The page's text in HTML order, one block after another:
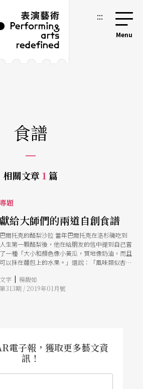
:::
食譜
相關文章 1 篇
專題
獻給大師們的兩道自創食譜
巴爾托克的酪梨沙拉 當年巴爾托克在洛杉磯吃到
人生第一顆酪梨後，他在給朋友的信中提到自己嘗
了一種「大小和顏色像小黃瓜，質地像奶油，而且
可以抹在麵包上的水果。」還說：「風味類似杏
蘋果、芹菜、鳳梨、番茄還有美奶滋。」讓我們就
照巴爾托克的想像，為他量身打造一道酪梨沙拉
去核、小黃瓜洗淨後切成適合入口的小塊，紅洋蔥
切絲，小番茄對切。 混合步驟2食材後，拌入羅勒
葉，最後再加醬汁調味即可。
文字 | 楊馥如
第313期 / 2019年01月號
電子報，獲取更多藝文資
訊！